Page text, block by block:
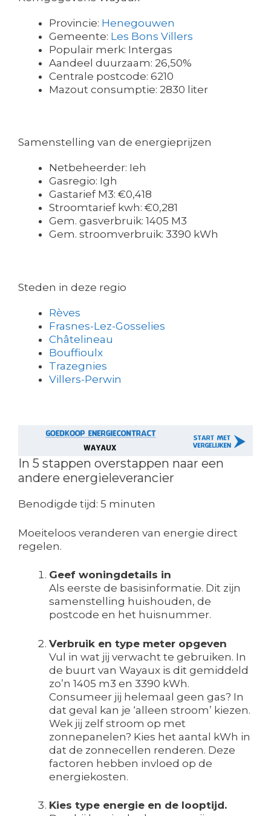
Provincie: Henegouwen
Gemeente: Les Bons Villers
Populair merk: Intergas
Aandeel duurzaam: 26,50%
Centrale postcode: 6210
Mazout consumptie: 2830 liter
Samenstelling van de energieprijzen
Netbeheerder: Ieh
Gasregio: Igh
Gastarief M3: €0,418
Stroomtarief kwh: €0,281
Gem. gasverbruik: 1405 M3
Gem. stroomverbruik: 3390 kWh
Steden in deze regio
Rèves
Frasnes-Lez-Gosselies
Châtelineau
Bouffioulx
Trazegnies
Villers-Perwin
In 5 stappen overstappen naar een
andere energieleverancier
Benodigde tijd: 5 minuten
Moeiteloos veranderen van energie direct
regelen.
Geef woningdetails in
Als eerste de basisinformatie. Dit zijn
samenstelling huishouden, de
postcode en het huisnummer.
Verbruik en type meter opgeven
Vul in wat jij verwacht te gebruiken. In
de buurt van Wayaux is dit gemiddeld
zo’n 1405 m3 en 3390 kWh.
Consumeer jij helemaal geen gas? In
dat geval kan je ‘alleen stroom’ kiezen.
Wek jij zelf stroom op met
zonnepanelen? Kies het aantal kWh in
dat de zonnecellen renderen. Deze
factoren hebben invloed op de
energiekosten.
Kies type energie en de looptijd.